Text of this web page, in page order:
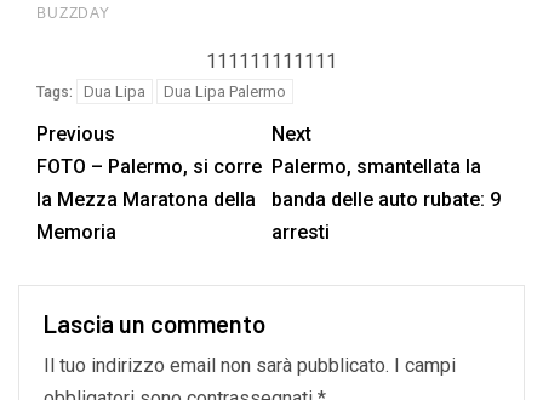
111111111111
Tags: Dua Lipa Dua Lipa Palermo
Previous
FOTO – Palermo, si corre
la Mezza Maratona della
Memoria
Next
Palermo, smantellata la
banda delle auto rubate: 9
arresti
Lascia un commento
Il tuo indirizzo email non sarà pubblicato. I campi